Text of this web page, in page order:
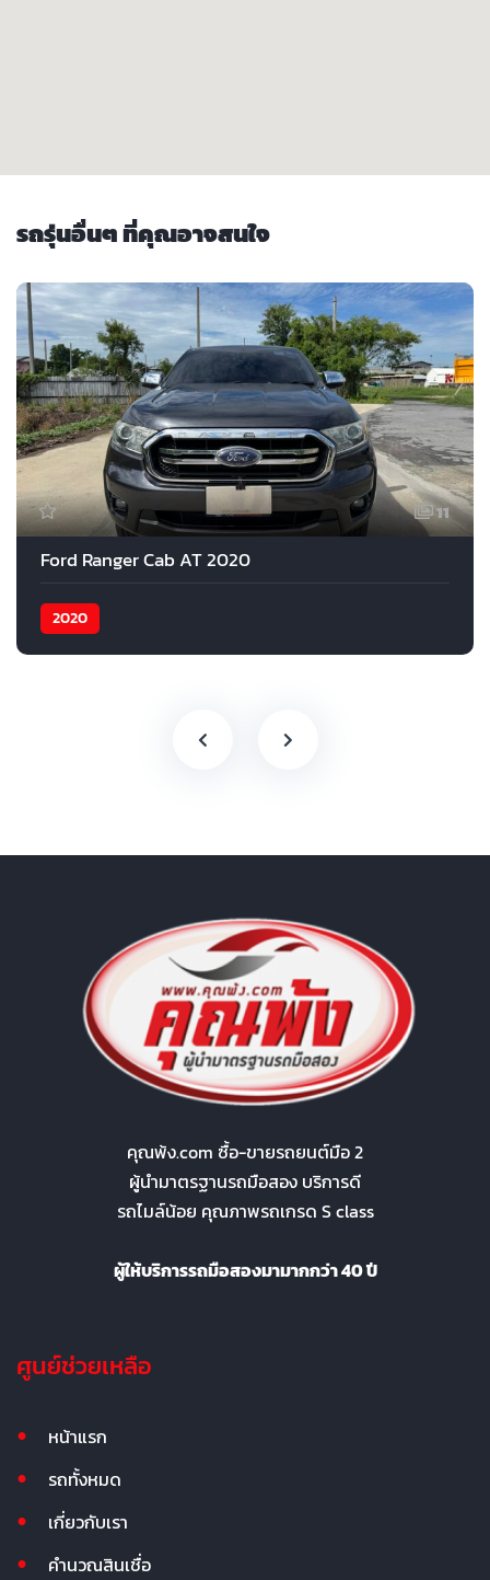
รถรุ่นอื่นๆ ที่คุณอาจสนใจ
11
Ford Ranger Cab AT 2020
2020
คุณพ้ง.com ซื้อ-ขายรถยนต์มือ 2
ผู้นำมาตรฐานรถมือสอง บริการดี
รถไมล์น้อย คุณภาพรถเกรด S class
ผู้ให้บริการรถมือสองมามากกว่า 40 ปี
ศูนย์ช่วยเหลือ
หน้าแรก
รถทั้งหมด
เกี่ยวกับเรา
คำนวณสินเชื่อ